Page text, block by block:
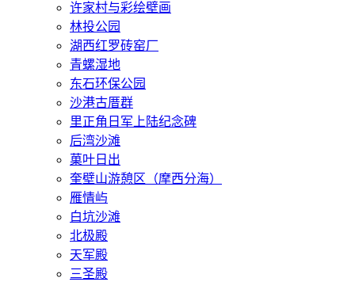
许家村与彩绘壁画
林投公园
湖西红罗砖窑厂
青螺湿地
东石环保公园
沙港古厝群
里正角日军上陆纪念碑
后湾沙滩
菓叶日出
奎壁山游憩区（摩西分海）
雁情屿
白坑沙滩
北极殿
天军殿
三圣殿